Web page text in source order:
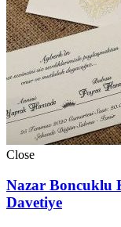
Close
Nazar Boncuklu
Davetiye